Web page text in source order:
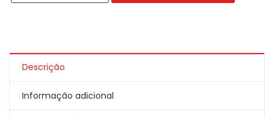
Descrição
Informação adicional